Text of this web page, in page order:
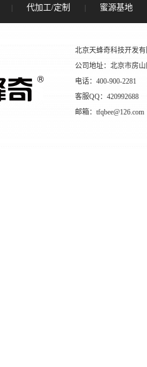
代加工/定制 蜜源基地
北京天蜂奇科技开发
公司地址：北京市房
电话：400-900-2281
客服QQ：420992688
邮箱：tfqbee@126.com